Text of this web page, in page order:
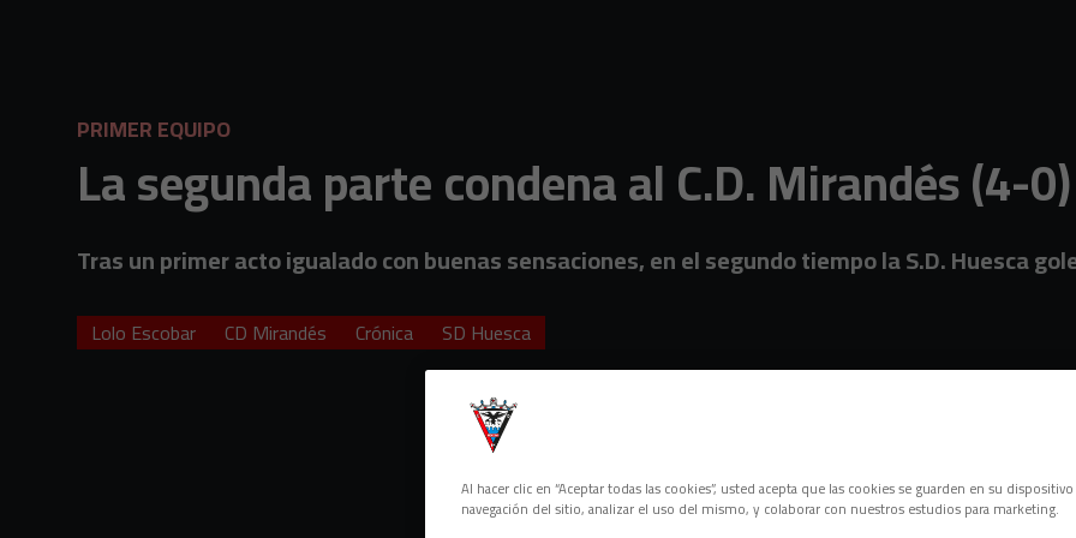
PRIMER EQUIPO
La segunda parte condena al C.D. Mirandés (4-0)
Tras un primer acto igualado con buenas sensaciones, en el segundo tiempo la S.D. Huesca
Lolo Escobar CD Mirandés Crónica SD Huesca
Al hacer clic en “Aceptar todas las cookies”, usted acepta que las cookies se guarden en su
navegación del sitio, analizar el uso del mismo, y colaborar con nuestros estudios para marketing.